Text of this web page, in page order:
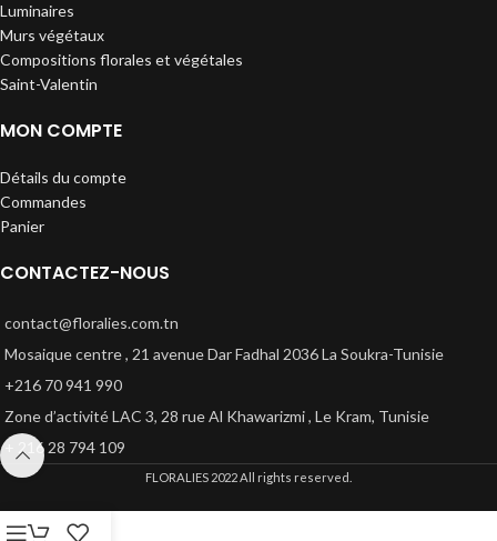
Luminaires
Murs végétaux
Compositions florales et végétales
Saint-Valentin
MON COMPTE
Détails du compte
Commandes
Panier
CONTACTEZ-NOUS
contact@floralies.com.tn
Mosaique centre , 21 avenue Dar Fadhal 2036 La Soukra-Tunisie
+216 70 941 990
Zone d’activité LAC 3, 28 rue Al Khawarizmi , Le Kram, Tunisie
+ 216 28 794 109
FLORALIES 2022 All rights reserved.